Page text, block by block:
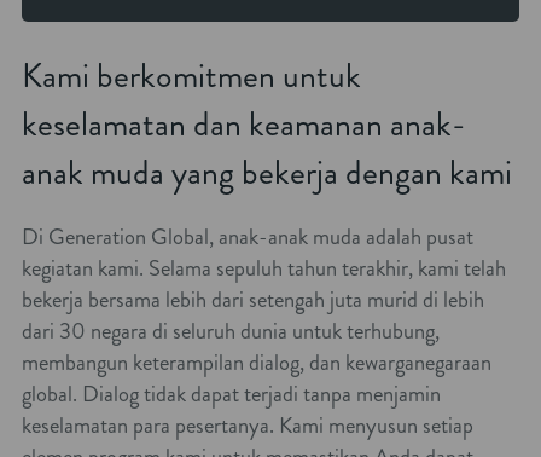
Kami berkomitmen untuk
keselamatan dan keamanan anak-
anak muda yang bekerja dengan kami
Di Generation Global, anak-anak muda adalah pusat
kegiatan kami. Selama sepuluh tahun terakhir, kami telah
bekerja bersama lebih dari setengah juta murid di lebih
dari 30 negara di seluruh dunia untuk terhubung,
membangun keterampilan dialog, dan kewarganegaraan
global. Dialog tidak dapat terjadi tanpa menjamin
keselamatan para pesertanya. Kami menyusun setiap